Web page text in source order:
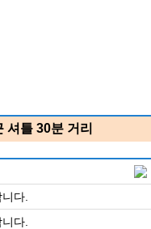
셔틀 30분 거리
다.
다.